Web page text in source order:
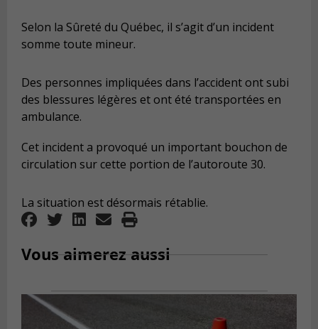
Selon la Sûreté du Québec, il s’agit d’un incident
somme toute mineur.
Des personnes impliquées dans l’accident ont subi
des blessures légères et ont été transportées en
ambulance.
Cet incident a provoqué un important bouchon de
circulation sur cette portion de l’autoroute 30.
La situation est désormais rétablie.
Vous aimerez aussi